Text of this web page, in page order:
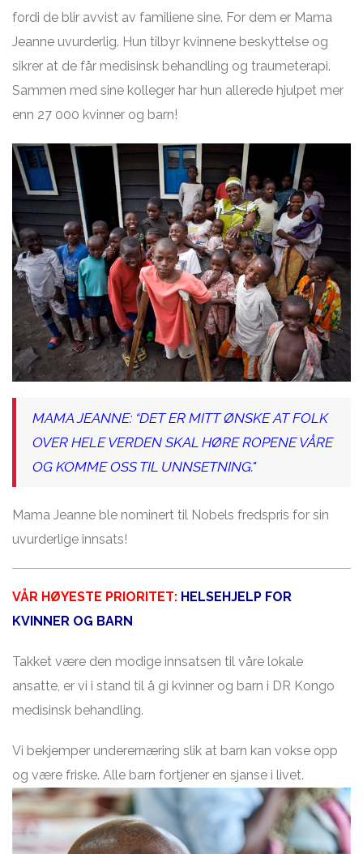
fordi de blir avvist av familiene sine. For dem er Mama
Jeanne uvurderlig. Hun tilbyr kvinnene beskyttelse og
sikrer at de får medisinsk behandling og traumeterapi.
Sammen med sine kolleger har hun allerede hjulpet mer
enn 27 000 kvinner og barn!
MAMA JEANNE: “DET ER MITT ØNSKE AT FOLK
OVER HELE VERDEN SKAL HØRE ROPENE VÅRE
OG KOMME OSS TIL UNNSETNING."
Mama Jeanne ble nominert til Nobels fredspris for sin
uvurderlige innsats!
VÅR HØYESTE PRIORITET: HELSEHJELP FOR
KVINNER OG BARN
Takket være den modige innsatsen til våre lokale
ansatte, er vi i stand til å gi kvinner og barn i DR Kongo
medisinsk behandling.
Vi bekjemper underernæring slik at barn kan vokse opp
og være friske. Alle barn fortjener en sjanse i livet.